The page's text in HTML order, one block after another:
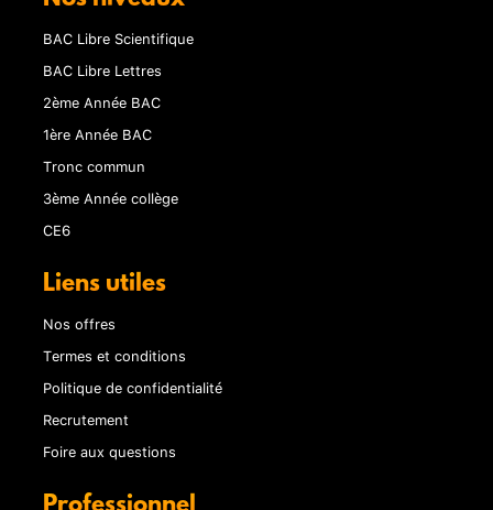
BAC Libre Scientifique
BAC Libre Lettres
2ème Année BAC
1ère Année BAC
Tronc commun
3ème Année collège
CE6
Liens utiles
Nos offres
Termes et conditions
Politique de confidentialité
Recrutement
Foire aux questions